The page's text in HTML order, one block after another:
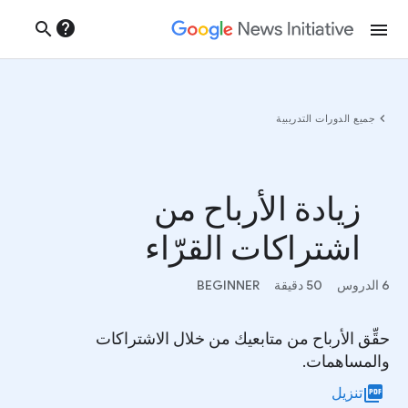
menu
help
search
chevron_left جميع الدورات التدريبية
زيادة الأرباح من
اشتراكات القرّاء
6 الدروس 50 دقيقة BEGINNER
حقِّق الأرباح من متابعيك من خلال الاشتراكات
والمساهمات.
picture_as_pdfتنزيل